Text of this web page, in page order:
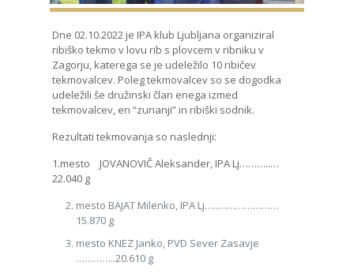
Dne 02.10.2022 je IPA klub Ljubljana organiziral
ribiško tekmo v lovu rib s plovcem v ribniku v
Zagorju, katerega se je udeležilo 10 ribičev
tekmovalcev. Poleg tekmovalcev so se dogodka
udeležili še družinski član enega izmed
tekmovalcev, en “zunanji” in ribiški sodnik.
Rezultati tekmovanja so naslednji:
1.mesto JOVANOVIČ Aleksander, IPA Lj………..…
22.040 g
mesto BAJAT Milenko, IPA Lj…..…………………
15.870 g
mesto KNEZ Janko, PVD Sever Zasavje
…………..20.610 g